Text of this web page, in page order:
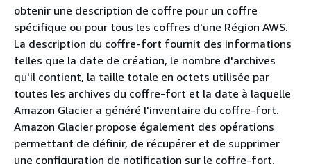
obtenir une description de coffre pour un coffre
spécifique ou pour tous les coffres d'une Région AWS.
La description du coffre-fort fournit des informations
telles que la date de création, le nombre d'archives
qu'il contient, la taille totale en octets utilisée par
toutes les archives du coffre-fort et la date à laquelle
Amazon Glacier a généré l'inventaire du coffre-fort.
Amazon Glacier propose également des opérations
permettant de définir, de récupérer et de supprimer
une configuration de notification sur le coffre-fort.